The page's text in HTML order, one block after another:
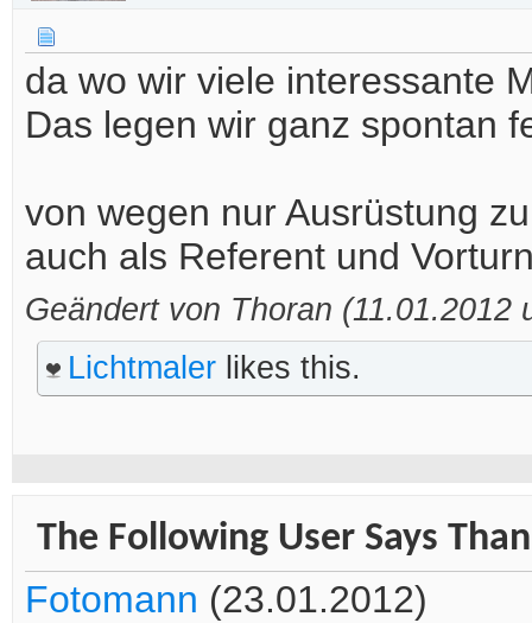
da wo wir viele interessante
Das legen wir ganz spontan
von wegen nur Ausrüstung
auch als Referent und
Geändert von Thoran (11.01.2012
Lichtmaler likes this.
The Following User Says
Fotomann (23.01.2012)